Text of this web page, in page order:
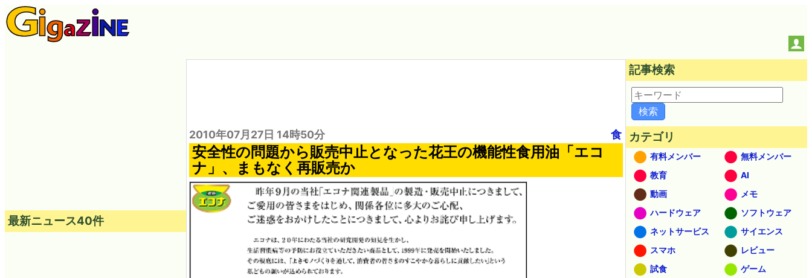
2010年07月27日 14時50分 食
安全性の問題から販売中止となった花王の機能性食用油「エコ
ナ」、まもなく再販売か
最新ニュース40件
記事検索
カテゴリ
有料メンバー
無料メンバー
教育
AI
動画
メモ
ハードウェア
ソフトウェア
ネットサービス
サイエンス
スマホ
レビュー
試食
ゲーム